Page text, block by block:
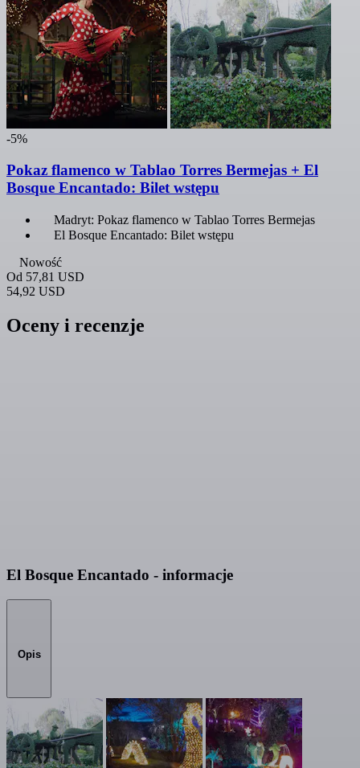
-5%
Pokaz flamenco w Tablao Torres Bermejas + El
Bosque Encantado: Bilet wstępu
Madryt: Pokaz flamenco w Tablao Torres Bermejas
El Bosque Encantado: Bilet wstępu
Nowość
Od 57,81 USD
54,92 USD
Oceny i recenzje
El Bosque Encantado - informacje
Opis